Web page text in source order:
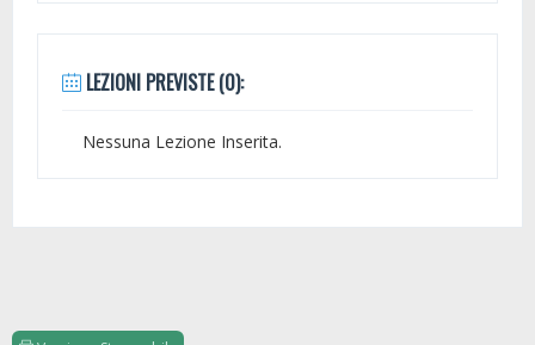
LEZIONI PREVISTE (0):
Nessuna Lezione Inserita.